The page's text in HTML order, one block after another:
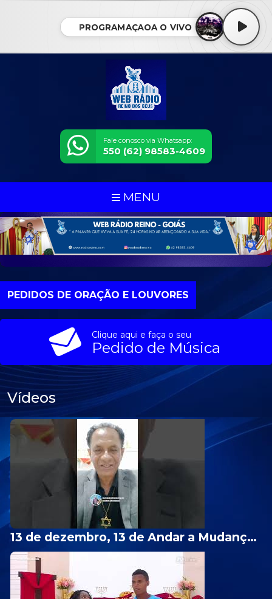
PROGRAMAÇÃOA O VIVO
Fale conosco via Whatsapp:
550 (62) 98583-4609
MENU
PEDIDOS DE ORAÇÃO E LOUVORES
Clique aqui e faça o seu
Pedido de Música
Vídeos
13 de dezembro, 13 de Andar a Mudança de sorte | Missionário Sérgio Rodrigues